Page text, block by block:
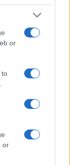
or
to
or